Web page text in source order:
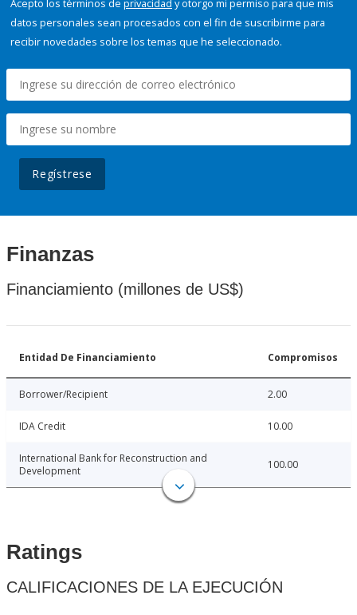
Acepto los términos de privacidad y otorgo mi permiso para que mis
datos personales sean procesados con el fin de suscribirme para
recibir novedades sobre los temas que he seleccionado.
Regístrese
Finanzas
Financiamiento (millones de US$)
Entidad De Financiamiento Compromisos
Borrower/Recipient 2.00
IDA Credit 10.00
International Bank for Reconstruction and
Development
100.00
Ratings
CALIFICACIONES DE LA EJECUCIÓN